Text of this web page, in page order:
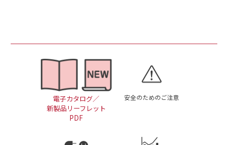
電子カタログ／
新製品リーフレット
PDF
安全のためのご注意